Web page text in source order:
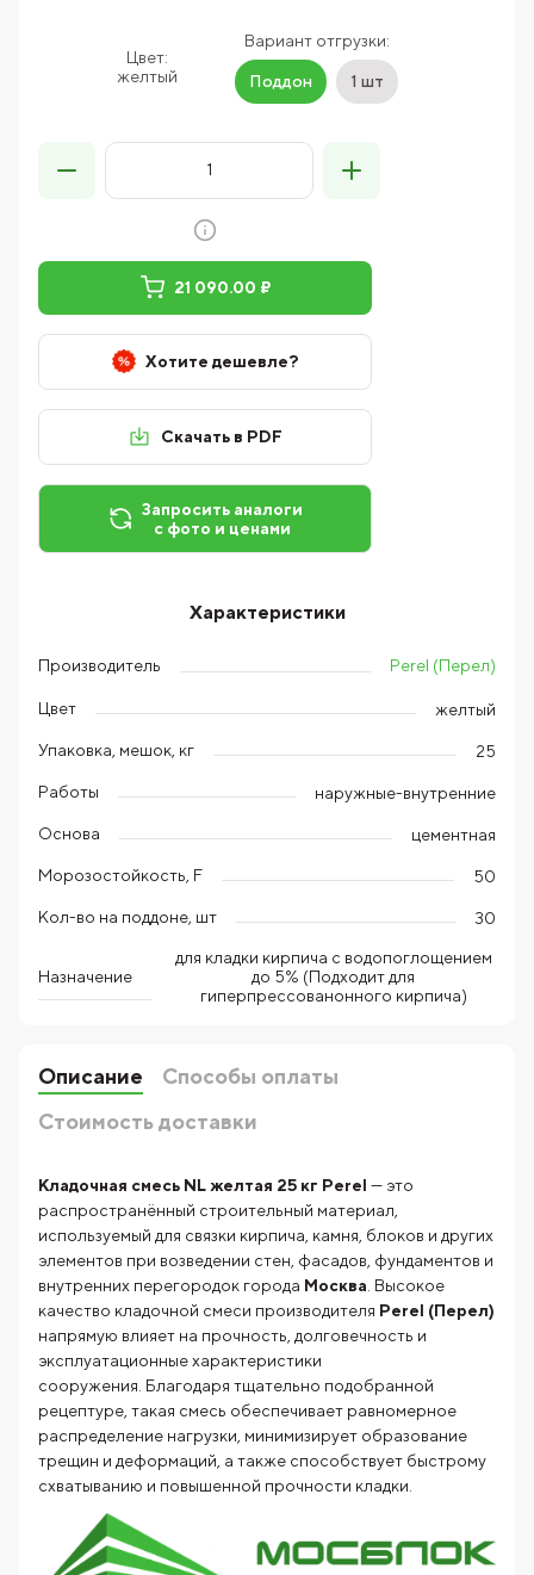
Цвет:
желтый
Вариант отгрузки:
Поддон 1 шт
21 090.00 ₽
Хотите дешевле?
Скачать в PDF
Запросить аналоги
с фото и ценами
Характеристики
Производитель Perel (Перел)
Цвет желтый
Упаковка, мешок, кг 25
Работы наружные-внутренние
Основа цементная
Морозостойкость, F 50
Кол-во на поддоне, шт 30
Назначение
для кладки кирпича с водопоглощением
до 5% (Подходит для
гиперпрессованонного кирпича)
Описание
Способы оплаты
Стоимость доставки
Кладочная смесь NL желтая 25 кг Perel — это
распространённый строительный материал,
используемый для связки кирпича, камня, блоков и других
элементов при возведении стен, фасадов, фундаментов и
внутренних перегородок города Москва . Высокое
качество кладочной смеси производителя Perel (Перел)
напрямую влияет на прочность, долговечность и
эксплуатационные характеристики
сооружения. Благодаря тщательно подобранной
рецептуре, такая смесь обеспечивает равномерное
распределение нагрузки, минимизирует образование
трещин и деформаций, а также способствует быстрому
схватыванию и повышенной прочности кладки.